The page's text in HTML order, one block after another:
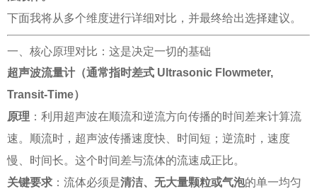
下面我将从多个维度进行详细对比，并最终给出选择建议。
一、核心原理对比：这是决定一切的基础
超声波流量计（通常指时差式 Ultrasonic Flowmeter,
Transit-Time）
原理 ：利用超声波在顺流和逆流方向传播的时间差来计算流
速。顺流时，超声波传播速度快、时间短；逆流时，速度
慢、时间长。这个时间差与流体的流速成正比。
关键要求 ：流体必须是清洁、无大量颗粒或气泡的单一均匀